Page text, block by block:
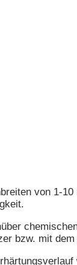
von 1-
bzw. mit